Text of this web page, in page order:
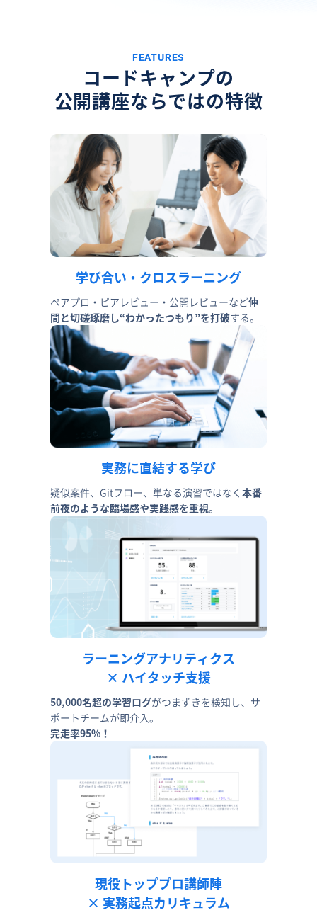
FEATURES
コードキャンプの
公開講座ならではの特徴
学び合い・クロスラーニング
ペアプロ・ピアレビュー・公開レビューなど仲
間と切磋琢磨し“わかったつもり”を打破する。
実務に直結する学び
疑似案件、Gitフロー、単なる演習ではなく 本番
前夜のような臨場感や実践感を重視。
ラーニングアナリティクス
× ハイタッチ支援
50,000名超の学習ログがつまずきを検知し、サ
ポートチームが即介入。
完走率95%！
現役トッププロ講師陣
× 実務起点カリキュラム